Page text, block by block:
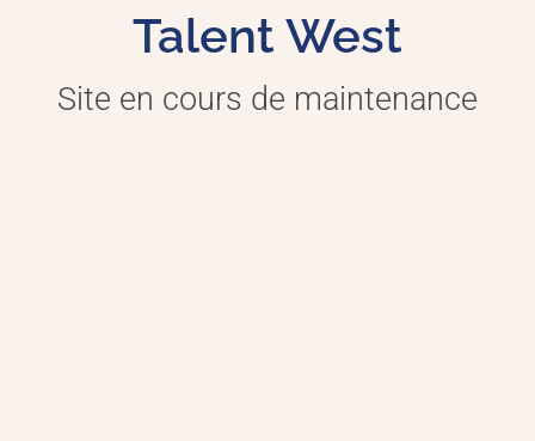
Talent West
Site en cours de maintenance